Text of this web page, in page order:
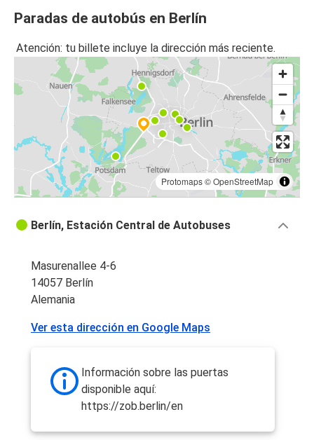
Paradas de autobús en Berlín
Atención: tu billete incluye la dirección más reciente.
Protomaps©OpenStreetMap
Berlín, Estación Central de Autobuses
Masurenallee 4-6
14057 Berlín
Alemania
Ver esta dirección en Google Maps
Información sobre las puertas
disponible aquí:
https://zob.berlin/en